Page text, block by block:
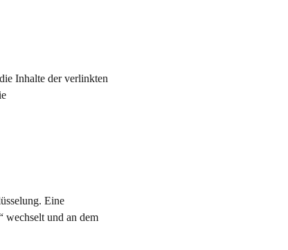
Inhalte der verlinkten
Eine
wechselt und an dem